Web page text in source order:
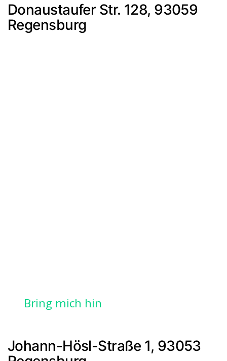
Donaustaufer Str. 128, 93059
Regensburg
Bring mich hin
Johann-Hösl-Straße 1, 93053